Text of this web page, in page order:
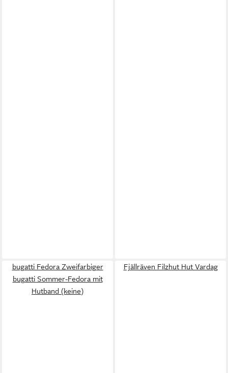
bugatti Fedora Zweifarbiger
bugatti Sommer-Fedora mit
Hutband (keine)
Fjällräven Filzhut Hut Vardag